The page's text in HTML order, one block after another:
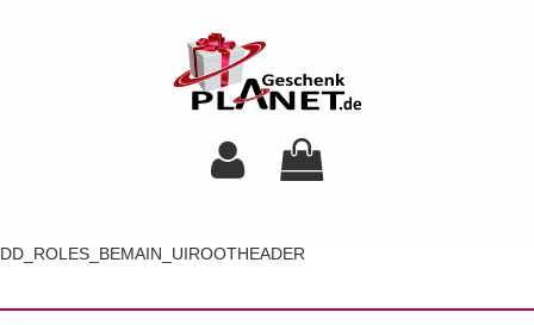
DD_ROLES_BEMAIN_UIROOTHEADER